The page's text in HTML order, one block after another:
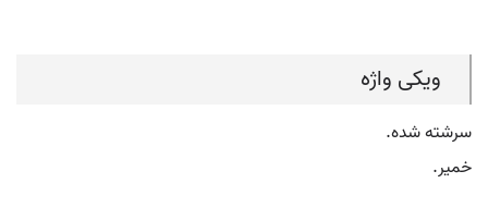
ویکی واژه
سرشته شده.
خمیر.